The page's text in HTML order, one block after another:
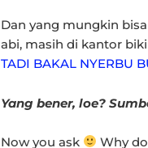
Dan yang mungkin
abi, masih di kantor
TADI BAKAL NYERBU
Yang bener, loe?
Now you ask Why